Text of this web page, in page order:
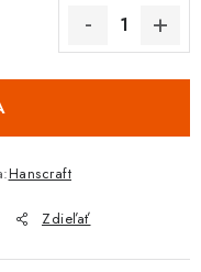
Hanscraft
Zdieľať